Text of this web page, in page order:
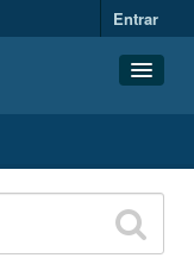
Entrar